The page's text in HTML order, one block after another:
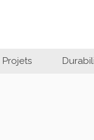
Projets